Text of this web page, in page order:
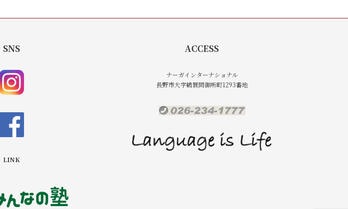
SNS
LINK
ACCESS
ナーガインターナショナル
長野市大字鶴賀問御所町1293番地